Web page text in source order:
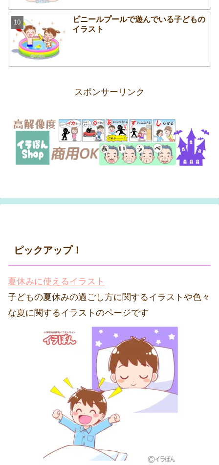
ビニールプールで遊んでいる子どもの
イラスト
スポンサーリンク
ピックアップ！
夏休みに使えるイラスト
子どもの夏休みの過ごし方に関するイラストや色々
な夏に関するイラストのページです